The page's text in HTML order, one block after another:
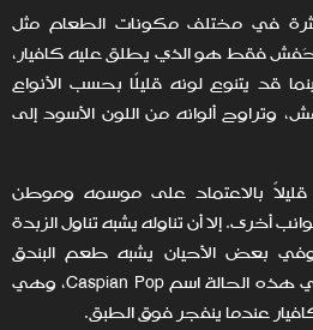
في مختلف مكونات الطعام مثل
فقط هو الذي يطلق عليه كافيار،
قد يتنوع لونه قليلًا بحسب الأنواع
وتراوح ألوانه من اللون الأسود إلى
بالاعتماد على موسمه وموطن
أخرى. إلا أن تناوله يشبه تناول الزبدة
بعض الأحيان يشبه طعم البندق
والمكسرات، ويطلق عليه في هذه الحالة اسم Caspian Pop، وهي
عندما ينفجر فوق الطبق.